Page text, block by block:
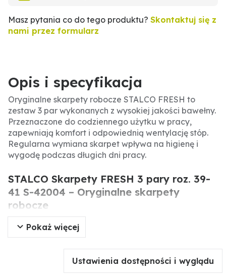
Masz pytania co do tego produktu? Skontaktuj się z
nami przez formularz
Opis i specyfikacja
Oryginalne skarpety robocze STALCO FRESH to
zestaw 3 par wykonanych z wysokiej jakości bawełny.
Przeznaczone do codziennego użytku w pracy,
zapewniają komfort i odpowiednią wentylację stóp.
Regularna wymiana skarpet wpływa na higienę i
wygodę podczas długich dni pracy.
STALCO Skarpety FRESH 3 pary roz. 39-
41 S-42004 – Oryginalne skarpety
robocze
Oryginalne skarpety robocze STALCO FRESH to
zestaw 3 par, zaprojektowane z myślą o komforcie
podczas codziennej pracy. Wykonane z mieszanki
bawełny, poliamidu i elastanu, zapewniają
Pokaż więcej
Ustawienia dostępności i wyglądu